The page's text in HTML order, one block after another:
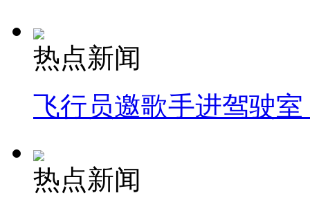
热点新闻
飞行员邀歌手进驾驶
热点新闻